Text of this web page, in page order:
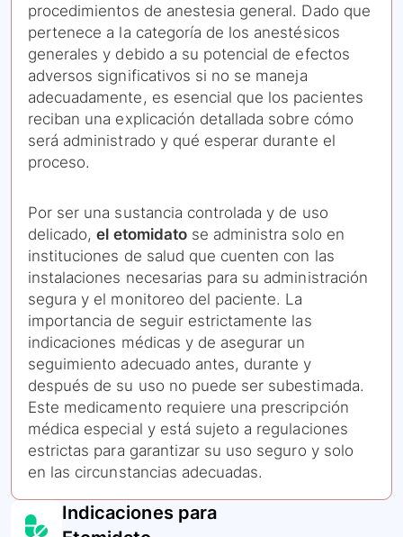
procedimientos de anestesia general. Dado que
pertenece a la categoría de los anestésicos
generales y debido a su potencial de efectos
adversos significativos si no se maneja
adecuadamente, es esencial que los pacientes
reciban una explicación detallada sobre cómo
será administrado y qué esperar durante el
proceso.
Por ser una sustancia controlada y de uso
delicado,el etomidatose administra solo en
instituciones de salud que cuenten con las
instalaciones necesarias para su administración
segura y el monitoreo del paciente. La
importancia de seguir estrictamente las
indicaciones médicas y de asegurar un
seguimiento adecuado antes, durante y
después de su uso no puede ser subestimada.
Este medicamento requiere una prescripción
médica especial y está sujeto a regulaciones
estrictas para garantizar su uso seguro y solo
en las circunstancias adecuadas.
Indicaciones para